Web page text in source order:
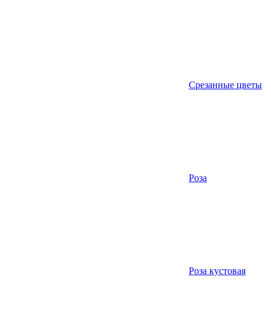
Срезанные цветы
Роза
Роза кустовая